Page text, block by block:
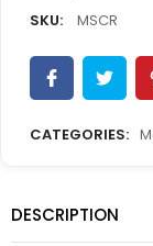
SKU:
MSCR
CATEGORIES:
DESCRIPTION